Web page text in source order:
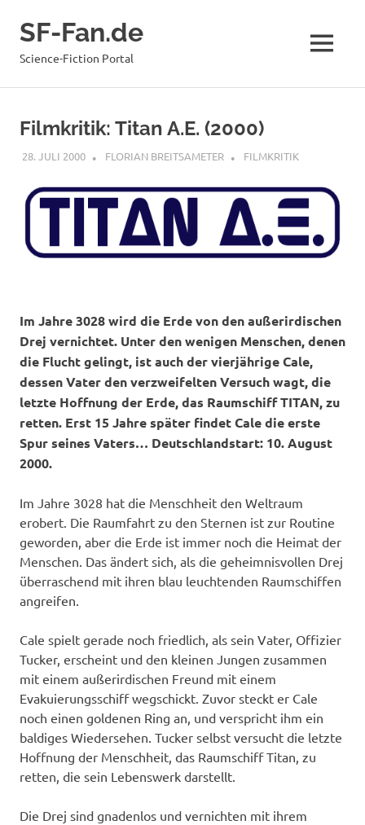
InhaltSF-Fan.de
Science-Fiction Portal MENÜ
Filmkritik: Titan A.E. (2000)
28. JULI 2000 FLORIAN BREITSAMETER FILMKRITIK
Im Jahre 3028 wird die Erde von den außerirdischen
Drej vernichtet. Unter den wenigen Menschen, denen
die Flucht gelingt, ist auch der vierjährige Cale,
dessen Vater den verzweifelten Versuch wagt, die
letzte Hoffnung der Erde, das Raumschiff TITAN, zu
retten. Erst 15 Jahre später findet Cale die erste
Spur seines Vaters… Deutschlandstart: 10. August
2000.
Im Jahre 3028 hat die Menschheit den Weltraum
erobert. Die Raumfahrt zu den Sternen ist zur Routine
geworden, aber die Erde ist immer noch die Heimat der
Menschen. Das ändert sich, als die geheimnisvollen Drej
überraschend mit ihren blau leuchtenden Raumschiffen
angreifen.
Cale spielt gerade noch friedlich, als sein Vater, Offizier
Tucker, erscheint und den kleinen Jungen zusammen
mit einem außerirdischen Freund mit einem
Evakuierungsschiff wegschickt. Zuvor steckt er Cale
noch einen goldenen Ring an, und verspricht ihm ein
baldiges Wiedersehen. Tucker selbst versucht die letzte
Hoffnung der Menschheit, das Raumschiff Titan, zu
retten, die sein Lebenswerk darstellt.
Die Drej sind gnadenlos und vernichten mit ihrem